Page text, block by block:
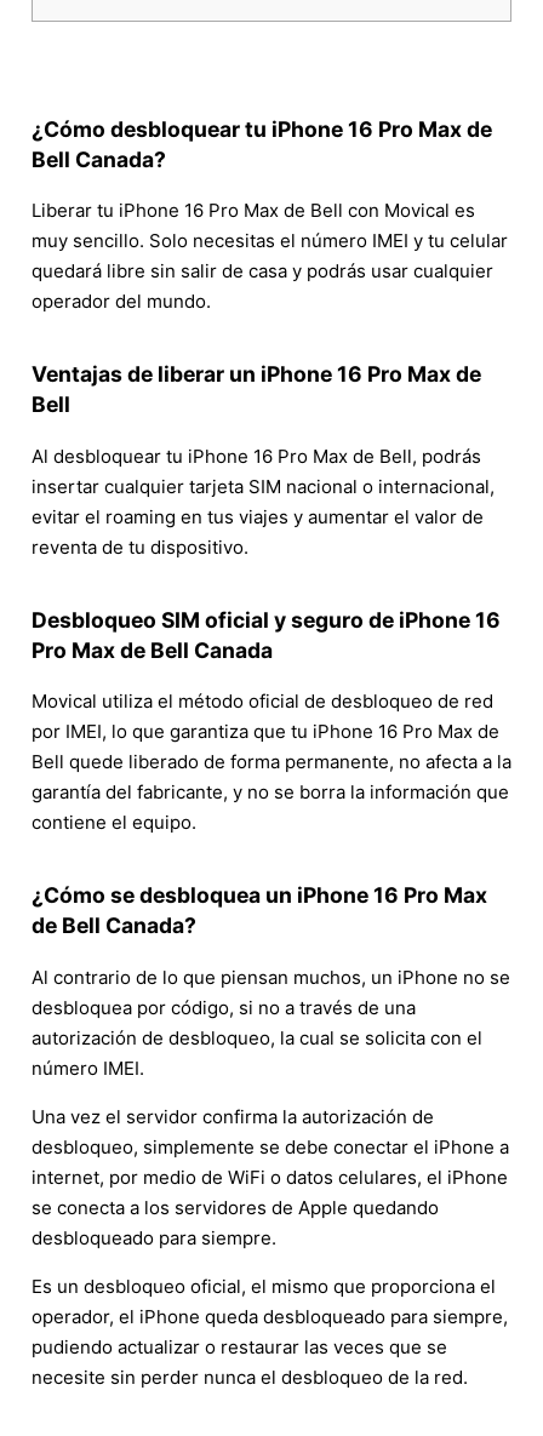
¿Cómo desbloquear tu iPhone 16 Pro Max de
Bell Canada?
Liberar tu iPhone 16 Pro Max de Bell con Movical es
muy sencillo. Solo necesitas el número IMEI y tu celular
quedará libre sin salir de casa y podrás usar cualquier
operador del mundo.
Ventajas de liberar un iPhone 16 Pro Max de
Bell
Al desbloquear tu iPhone 16 Pro Max de Bell, podrás
insertar cualquier tarjeta SIM nacional o internacional,
evitar el roaming en tus viajes y aumentar el valor de
reventa de tu dispositivo.
Desbloqueo SIM oficial y seguro de iPhone 16
Pro Max de Bell Canada
Movical utiliza el método oficial de desbloqueo de red
por IMEI, lo que garantiza que tu iPhone 16 Pro Max de
Bell quede liberado de forma permanente, no afecta a la
garantía del fabricante, y no se borra la información que
contiene el equipo.
¿Cómo se desbloquea un iPhone 16 Pro Max
de Bell Canada?
Al contrario de lo que piensan muchos, un iPhone no se
desbloquea por código, si no a través de una
autorización de desbloqueo, la cual se solicita con el
número IMEI.
Una vez el servidor confirma la autorización de
desbloqueo, simplemente se debe conectar el iPhone a
internet, por medio de WiFi o datos celulares, el iPhone
se conecta a los servidores de Apple quedando
desbloqueado para siempre.
Es un desbloqueo oficial, el mismo que proporciona el
operador, el iPhone queda desbloqueado para siempre,
pudiendo actualizar o restaurar las veces que se
necesite sin perder nunca el desbloqueo de la red.